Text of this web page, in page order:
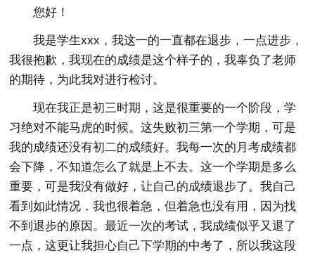
您好！
我是学生xxx，我这一的一直都在退步，一点进步，
我很抱歉，我现在的成绩是这个样子的，我辜负了老师
的期待，为此我对进行检讨。
现在我正是初三时期，这是很重要的一个阶段，学
习绝对不能马虎的时候。这失败初三第一个学期，可是
我的成绩还没有初二的成绩好。我每一次的月考成绩都
会下降，不知道怎么了就是上不去。这一个学期是多么
重要，可是我没有做好，让自己的成绩退步了。我自己
看到如此情况，我也很着急，但着急也没有用，因为找
不到退步的原因。最近一次的考试，我成绩似乎又退了
一点，这更让我担心自己下学期的中考了，所以我这段